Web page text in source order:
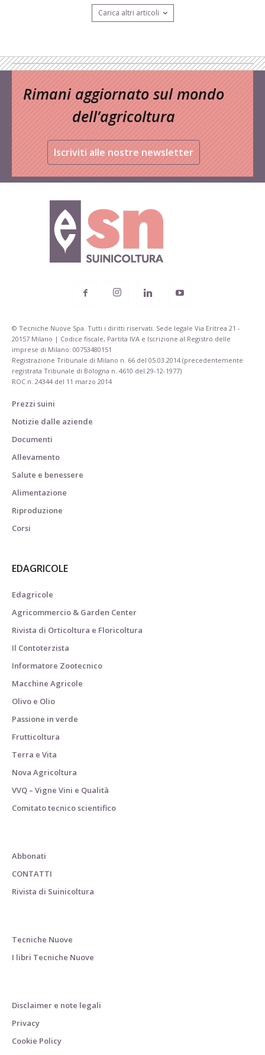
Carica altri articoli
Rimani aggiornato sul mondo
dell’agricoltura
Iscriviti alle nostre newsletter
© Tecniche Nuove Spa. Tutti i diritti riservati. Sede legale Via Eritrea 21 -
20157 Milano | Codice fiscale, Partita IVA e Iscrizione al Registro delle
imprese di Milano: 00753480151
Registrazione Tribunale di Milano n. 66 del 05.03.2014 (precedentemente
registrata Tribunale di Bologna n. 4610 del 29-12-1977)
ROC n. 24344 del 11 marzo 2014
Prezzi suini
Notizie dalle aziende
Documenti
Allevamento
Salute e benessere
Alimentazione
Riproduzione
Corsi
EDAGRICOLE
Edagricole
Agricommercio & Garden Center
Rivista di Orticoltura e Floricoltura
Il Contoterzista
Informatore Zootecnico
Macchine Agricole
Olivo e Olio
Passione in verde
Frutticoltura
Terra e Vita
Nova Agricoltura
VVQ – Vigne Vini e Qualità
Comitato tecnico scientifico
Abbonati
CONTATTI
Rivista di Suinicoltura
Tecniche Nuove
I libri Tecniche Nuove
Disclaimer e note legali
Privacy
Cookie Policy